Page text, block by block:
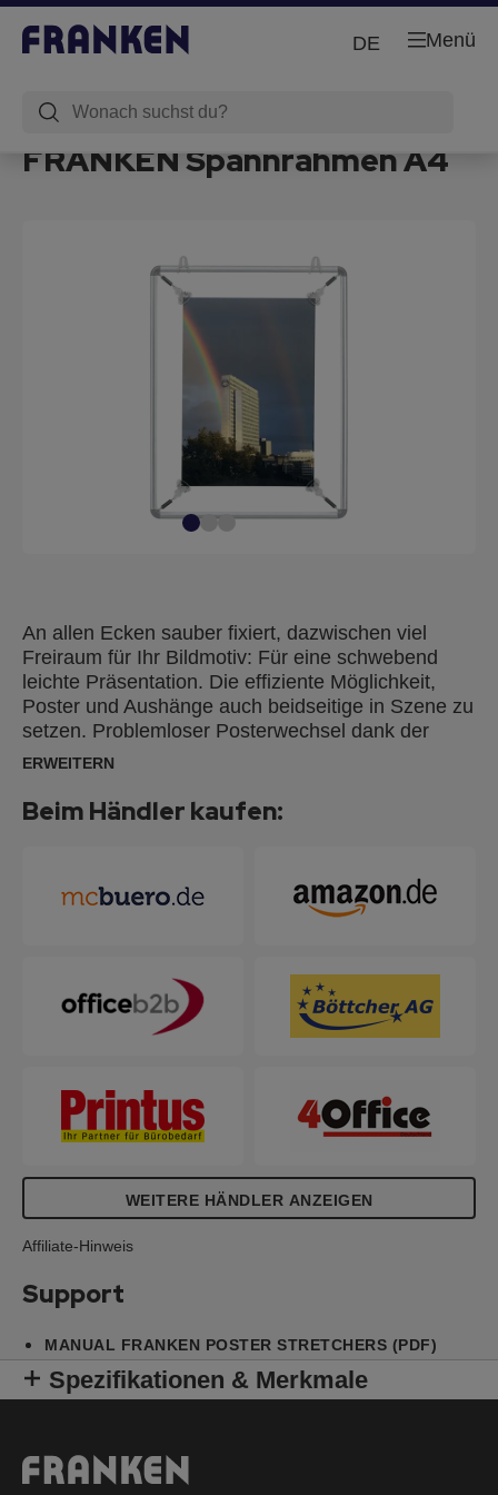
Menü
DE
FRANKEN Spannrahmen A4
An allen Ecken sauber fixiert, dazwischen viel
Freiraum für Ihr Bildmotiv: Für eine schwebend
leichte Präsentation. Die effiziente Möglichkeit,
Poster und Aushänge auch beidseitige in Szene zu
setzen. Problemloser Posterwechsel dank der
praktischen Clipaufhängung aus Kunststoff.
ERWEITERN
Beim Händler kaufen:
WEITERE HÄNDLER ANZEIGEN
Affiliate-Hinweis
Support
MANUAL FRANKEN POSTER STRETCHERS (PDF)
Spezifikationen & Merkmale